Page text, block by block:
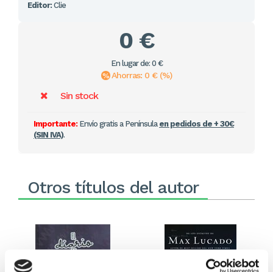
Editor: Clie
0 €
En lugar de: 0 €
Ahorras: 0 € (%)
Sin stock
Importante:Envío gratis a Península en pedidos de + 30€
(SIN IVA).
Otros títulos del autor